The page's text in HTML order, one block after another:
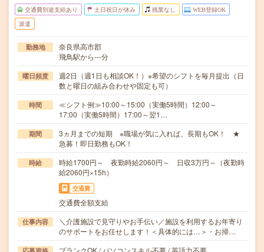
交通費別途支給あり 土日祝日が休み 残業なし WEB登録OK
派遣
勤務地
奈良県高市郡
飛鳥駅から---分
曜日頻度
週2日（週1日も相談OK！）※希望のシフトを毎月提出（日
数と曜日の組み合わせや固定も可）
時間
≪シフト例≫10:00～15:00（実働5時間）12:00～
17:00（実働5時間）17:00～翌1…
期間
3ヵ月までの短期 ※職場が気に入れば、長期もOK！ ★
急募！即日勤務もOK！
時給
時給1700円～ 夜勤時給2060円～ 日収3万円～（夜勤時
給2060円×15h）
交通費
交通費全額支給
仕事内容
＼介護施設で見守りやお手伝い／施設を利用するお年寄り
のサポートをお任せします！＜具体的には…＞・お掃…
ブランクOK / パソコンスキル不要 / 英語力不要